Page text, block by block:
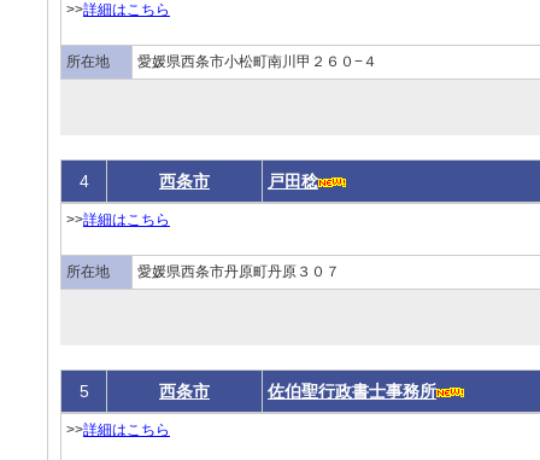
>>詳細はこちら
所在地 愛媛県西条市小松町南川甲２６０−４
4 西条市 戸田稔
>>詳細はこちら
所在地 愛媛県西条市丹原町丹原３０７
5 西条市 佐伯聖行政書士事務所
>>詳細はこちら